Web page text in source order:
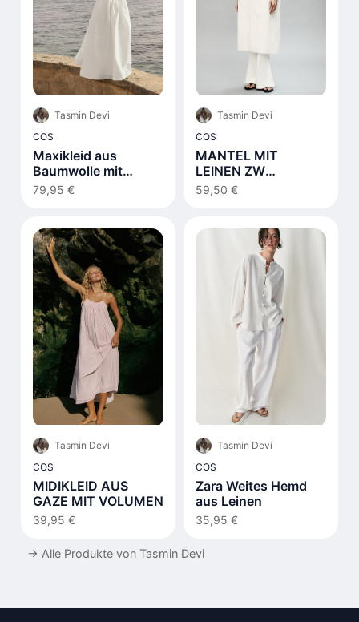
Tasmin Devi
COS
Maxikleid aus
Baumwolle mit
Schnürdetail Weiß
79,95 €
Tasmin Devi
COS
MANTEL MIT
LEINEN ZW
COLLECTION
59,50 €
Tasmin Devi
COS
MIDIKLEID AUS
GAZE MIT VOLUMEN
39,95 €
Tasmin Devi
COS
Zara Weites Hemd
aus Leinen
35,95 €
→ Alle Produkte von Tasmin Devi